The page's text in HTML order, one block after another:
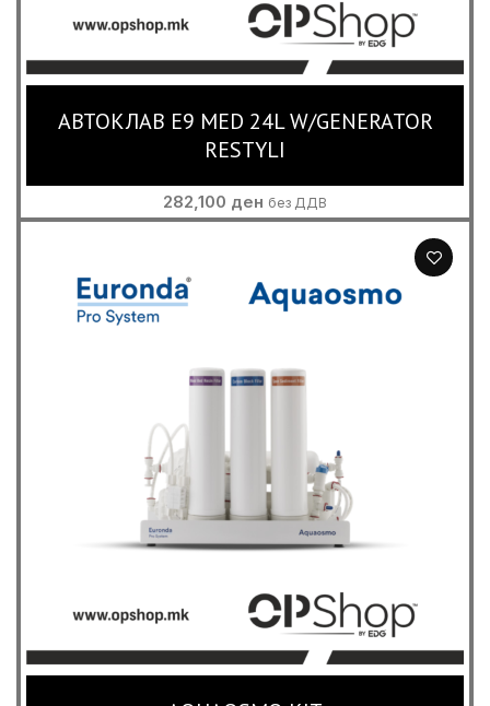
АВТОКЛАВ E9 MED 24L W/GENERATOR
RESTYLI
282,100 ден без ДДВ